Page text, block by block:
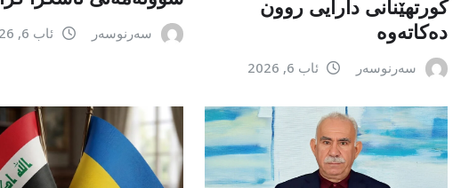
کورتهێنانی دارایی روون
دەکاتەوە
سەرنوسەر ئاب 6, 2026
سەرنوسەر ئاب 6, 2026